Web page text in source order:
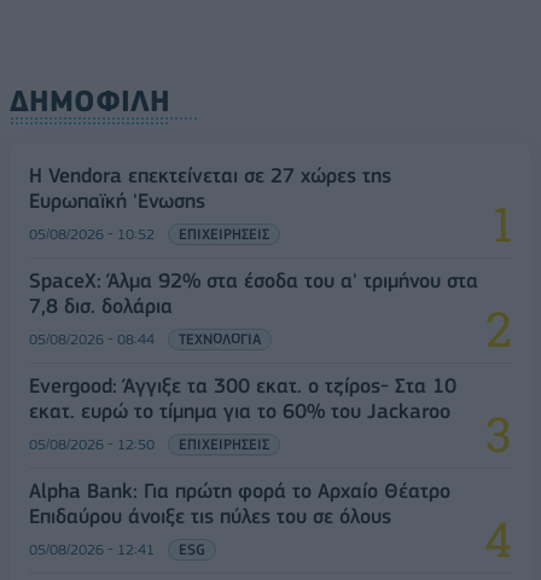
ΔΗΜΟΦΙΛΗ
Η Vendora επεκτείνεται σε 27 χώρες της
Ευρωπαϊκή 'Ενωσης
05/08/2026 - 10:52 ΕΠΙΧΕΙΡΗΣΕΙΣ
SpaceX: Άλμα 92% στα έσοδα του α' τριμήνου στα
7,8 δισ. δολάρια
05/08/2026 - 08:44 ΤΕΧΝΟΛΟΓΙΑ
Evergood: Άγγιξε τα 300 εκατ. ο τζίρος- Στα 10
εκατ. ευρώ το τίμημα για το 60% του Jackaroo
05/08/2026 - 12:50 ΕΠΙΧΕΙΡΗΣΕΙΣ
Alpha Bank: Για πρώτη φορά το Αρχαίο Θέατρο
Επιδαύρου άνοιξε τις πύλες του σε όλους
05/08/2026 - 12:41 ESG